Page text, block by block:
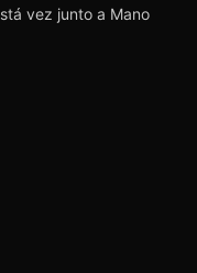
vez junto a Mano